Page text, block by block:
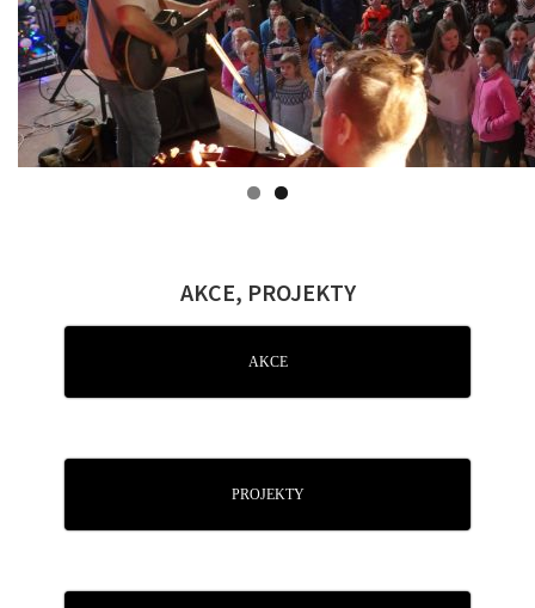
AKCE, PROJEKTY
AKCE
PROJEKTY